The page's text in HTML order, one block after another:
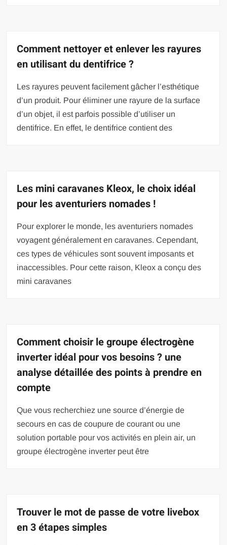
Comment nettoyer et enlever les rayures
en utilisant du dentifrice ?
Les rayures peuvent facilement gâcher l’esthétique
d’un produit. Pour éliminer une rayure de la surface
d’un objet, il est parfois possible d’utiliser un
dentifrice. En effet, le dentifrice contient des
Les mini caravanes Kleox, le choix idéal
pour les aventuriers nomades !
Pour explorer le monde, les aventuriers nomades
voyagent généralement en caravanes. Cependant,
ces types de véhicules sont souvent imposants et
inaccessibles. Pour cette raison, Kleox a conçu des
mini caravanes
Comment choisir le groupe électrogène
inverter idéal pour vos besoins ? une
analyse détaillée des points à prendre en
compte
Que vous recherchiez une source d’énergie de
secours en cas de coupure de courant ou une
solution portable pour vos activités en plein air, un
groupe électrogène inverter peut être
Trouver le mot de passe de votre livebox
en 3 étapes simples